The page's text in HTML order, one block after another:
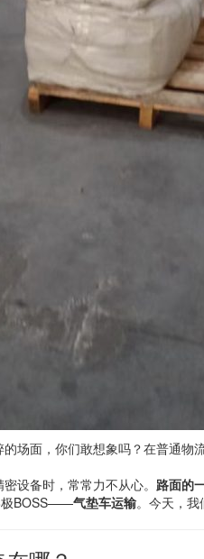
场面，你们敢想象吗？在普通物
设备时，常常力不从心。 路面的
极BOSS——气垫车运输。今天，我